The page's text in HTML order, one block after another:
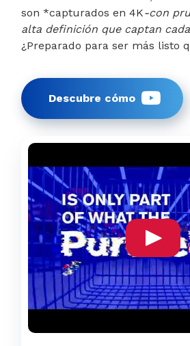
son *capturados en 4K-con
alta definición que captan
¿Preparado para ser más listo
Descubre cómo